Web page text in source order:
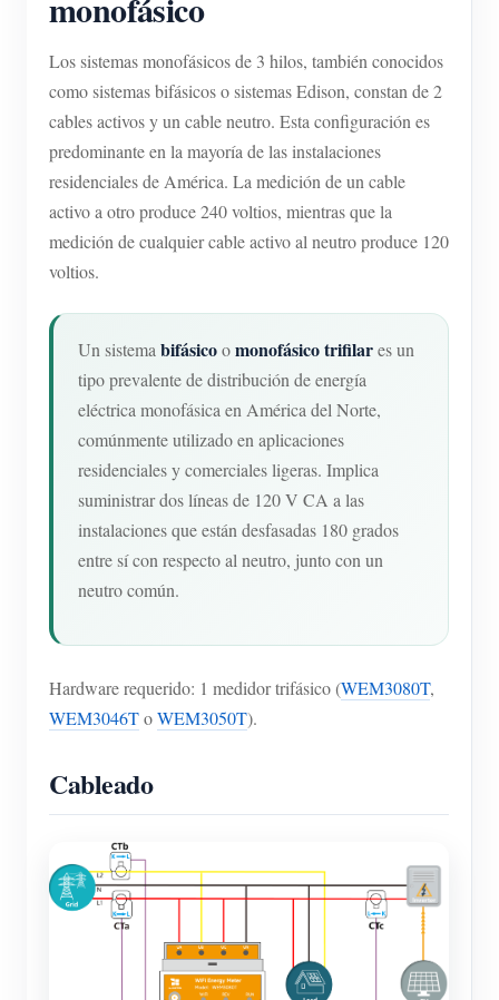
Los sistemas monofásicos de 3 hilos, también conocidos
como sistemas bifásicos o sistemas Edison, constan de 2
cables activos y un cable neutro. Esta configuración es
predominante en la mayoría de las instalaciones
residenciales de América. La medición de un cable
activo a otro produce 240 voltios, mientras que la
medición de cualquier cable activo al neutro produce 120
voltios.
Un sistemabifásicoomonofásico trifilares un
tipo prevalente de distribución de energía
eléctrica monofásica en América del Norte,
comúnmente utilizado en aplicaciones
residenciales y comerciales ligeras. Implica
suministrar dos líneas de 120 V CA a las
instalaciones que están desfasadas 180 grados
entre sí con respecto al neutro, junto con un
neutro común.
Hardware requerido: 1 medidor trifásico (WEM3080T,
WEM3046ToWEM3050T).
Cableado